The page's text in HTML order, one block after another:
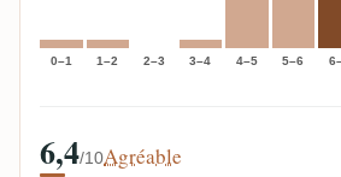
0–1 1–2 2–3 3–4 4–5 5–6
6,4/10Agréable